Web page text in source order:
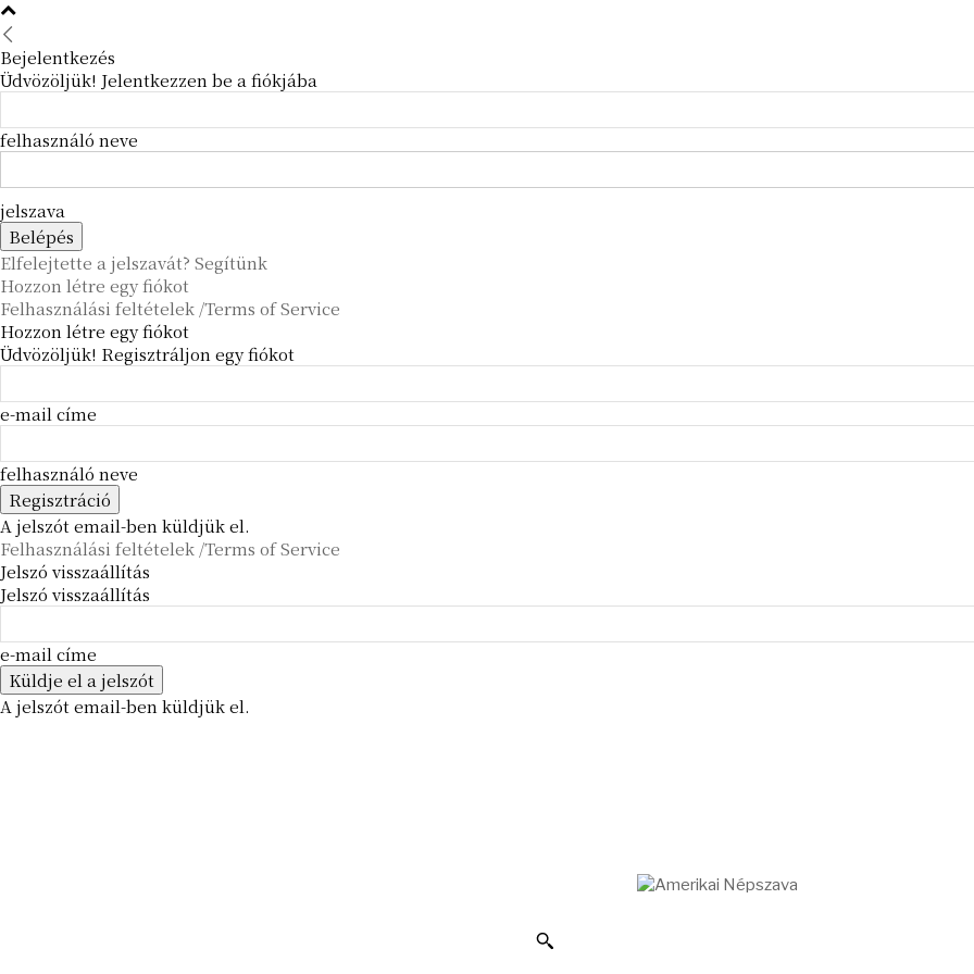
Bejelentkezés
Üdvözöljük! Jelentkezzen be a fiókjába
felhasználó neve
jelszava
Elfelejtette a jelszavát? Segítünk
Hozzon létre egy fiókot
Felhasználási feltételek /Terms of Service
Hozzon létre egy fiókot
Üdvözöljük! Regisztráljon egy fiókot
e-mail címe
felhasználó neve
A jelszót email-ben küldjük el.
Felhasználási feltételek /Terms of Service
Jelszó visszaállítás
Jelszó visszaállítás
e-mail címe
A jelszót email-ben küldjük el.